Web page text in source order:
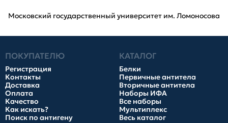
Московский государственный университет им. Ломоносова
ПОКУПАТЕЛЮ
Регистрация
Контакты
Доставка
Оплата
Качество
Как искать?
Поиск по антигену
КАТАЛОГ
Белки
Первичные антитела
Вторичные антитела
Наборы ИФА
Все наборы
Мультиплекс
Весь каталог